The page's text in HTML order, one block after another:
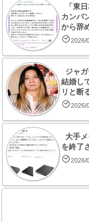
「東
カンパ
から辞
2026/
ジャ
結婚し
リと断
2026/
大手
を終了
2026/